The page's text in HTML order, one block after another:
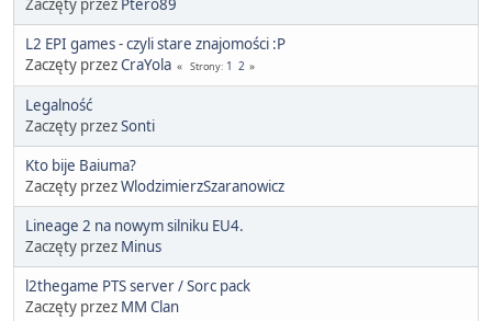
L2 EPI games - czyli stare znajomości :P
Zaczęty przezCraYola Strony 1 2
Legalność
Zaczęty przezSonti
Kto bije Baiuma?
Zaczęty przezWlodzimierzSzaranowicz
Lineage 2 na nowym silniku EU4.
Zaczęty przez Minus
l2thegame PTS server / Sorc pack
Zaczęty przez MM Clan